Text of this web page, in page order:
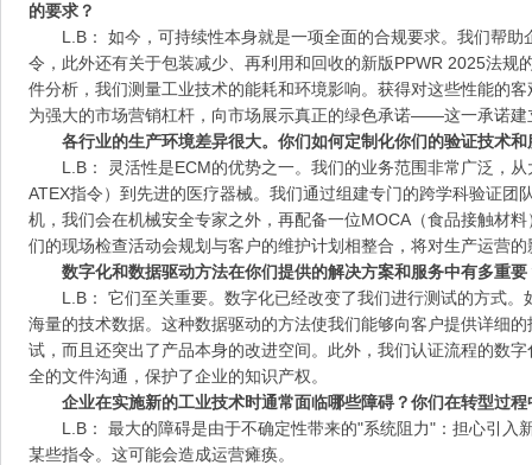
的要求？
L.B： 如今，可持续性本身就是一项全面的合规要求。我们帮
令，此外还有关于包装减少、再利用和回收的新版PPWR 2025法规
件分析，我们测量工业技术的能耗和环境影响。获得对这些性能的
为强大的市场营销杠杆，向市场展示真正的绿色承诺——这一承诺
各行业的生产环境差异很大。你们如何定制化你们的验证技术和
L.B： 灵活性是ECM的优势之一。我们的业务范围非常广泛，
ATEX指令）到先进的医疗器械。我们通过组建专门的跨学科验证团
机，我们会在机械安全专家之外，再配备一位MOCA（食品接触材
们的现场检查活动会规划与客户的维护计划相整合，将对生产运营
数字化和数据驱动方法在你们提供的解决方案和服务中有多重要
L.B： 它们至关重要。数字化已经改变了我们进行测试的方式
海量的技术数据。这种数据驱动的方法使我们能够向客户提供详细
试，而且还突出了产品本身的改进空间。此外，我们认证流程的数
全的文件沟通，保护了企业的知识产权。
企业在实施新的工业技术时通常面临哪些障碍？你们在转型过
L.B： 最大的障碍是由于不确定性带来的"系统阻力"：担心引入
某些指令。这可能会造成运营瘫痪。